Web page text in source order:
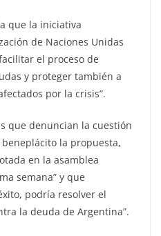
que la iniciativa
de Naciones Unidas
el proceso de
y proteger también a
por la crisis”.
que denuncian la cuestión
la propuesta,
en la asamblea
semana” y que
podría resolver el
la deuda de Argentina”.